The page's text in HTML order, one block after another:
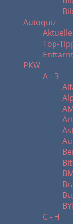
Autoquiz
Top-
PKW
A - B
C - H